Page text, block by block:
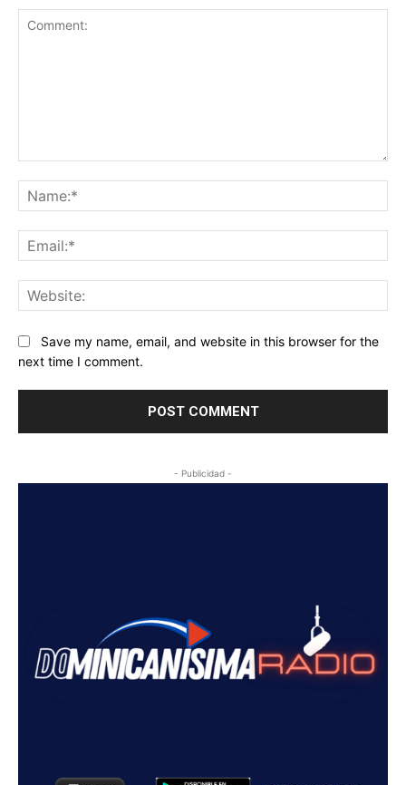
Save my name, email, and website in this browser for the
next time I comment.
- Publicidad -